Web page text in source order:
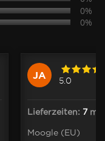
0%
0%
JA 5.0
Lieferzeiten: 7min
Moogle (EU)